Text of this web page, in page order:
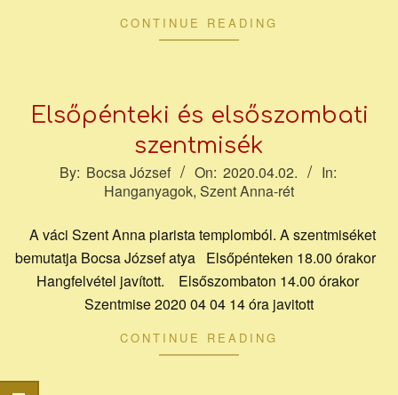
CONTINUE READING
Elsőpénteki és elsőszombati
szentmisék
By: Bocsa József On: 2020.04.02.
In:
Hanganyagok, Szent Anna-rét
A váci Szent Anna piarista templomból. A szentmiséket
bemutatja Bocsa József atya Elsőpénteken 18.00 órakor
Hangfelvétel javított. Elsőszombaton 14.00 órakor
Szentmise 2020 04 04 14 óra javitott
CONTINUE READING